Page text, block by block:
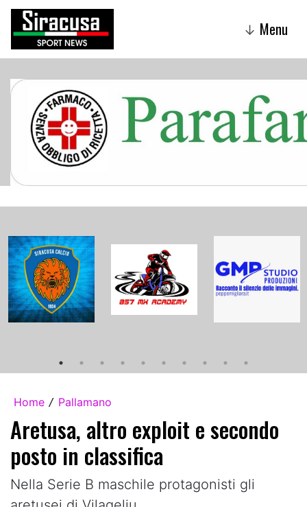
↓ Menu
Home / Pallamano
Aretusa, altro exploit e secondo
posto in classifica
Nella Serie B maschile protagonisti gli